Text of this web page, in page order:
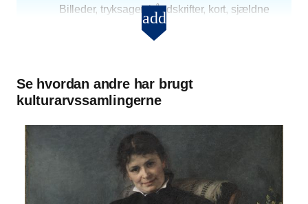
Gå på opdagelse i vores
add
Billeder, tryksager, håndskrifter, kort, sjældne
århundrede
Mediestream
Radio, tv, reklamefilm, aviser
Danmark set fra luften
Historiske luftfotos
Se hvordan andre har brugt
kulturarvssamlingerne